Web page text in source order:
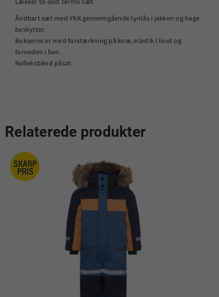
Åndbart sæt med YKK gennemgående lynlås i jakken og hage
beskytter.
Bukserne er med forstærkning på knæ, elastik i livet og
forneden i ben.
Refleksbånd påsat.
Relaterede produkter